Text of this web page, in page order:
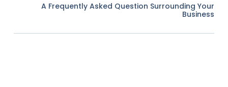
A Frequently Asked Question Surrounding Your
Business